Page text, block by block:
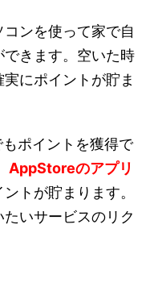
ンを使って家で自
きます。空いた時
にポイントが貯ま
ポイントを獲得で
AppStoreのアプリ
トが貯まります。
いサービスのリク